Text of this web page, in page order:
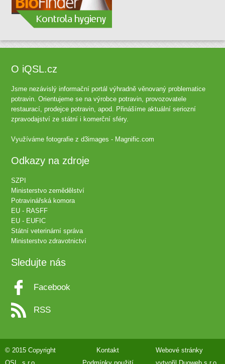
O iQSL.cz
Jsme nezávislý informační portál výhradně věnovaný problematice
potravin. Orientujeme se na výrobce potravin, provozovatele
restaurací, prodejce potravin, apod. Přinášíme aktuální seriozní
zpravodajství ze státní i komerční sféry.
Využíváme fotografie zd3images - Magnific.com
Odkazy na zdroje
SZPI
Ministerstvo zemědělství
Potravinářská komora
EU - RASFF
EU - EUFIC
Státní veterinární správa
Ministerstvo zdravotnictví
Sledujte nás
Facebook
RSS
© 2015 Copyright
Kontakt
Webové stránky